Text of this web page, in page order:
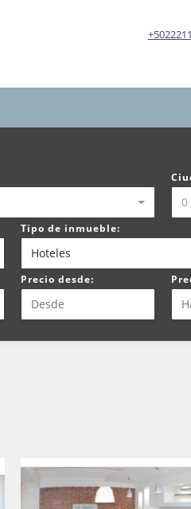
0
Tipo de inmueble:
Hoteles
Precio desde: